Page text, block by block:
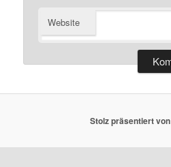
Website
Stolz präsentiert